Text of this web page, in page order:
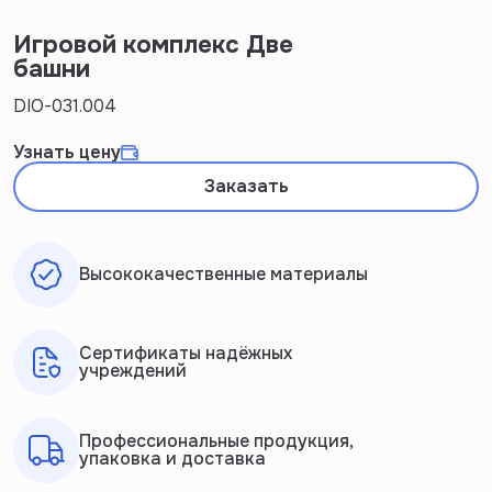
Игровой комплекс Две
башни
DIO-031.004
Узнать цену
Заказать
Высококачественные материалы
Сертификаты надёжных
учреждений
Профессиональные продукция,
упаковка и доставка